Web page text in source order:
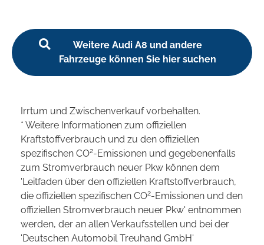
Weitere Audi A8 und andere
Fahrzeuge können Sie hier suchen
Irrtum und Zwischenverkauf vorbehalten.
* Weitere Informationen zum offiziellen
Kraftstoffverbrauch und zu den offiziellen
spezifischen CO2-Emissionen und gegebenenfalls
zum Stromverbrauch neuer Pkw können dem
'Leitfaden über den offiziellen Kraftstoffverbrauch,
die offiziellen spezifischen CO2-Emissionen und den
offiziellen Stromverbrauch neuer Pkw' entnommen
werden, der an allen Verkaufsstellen und bei der
'Deutschen Automobil Treuhand GmbH'